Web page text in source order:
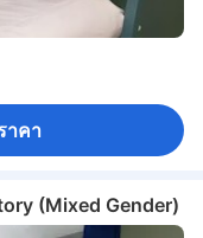
าคา
(Mixed Gender)